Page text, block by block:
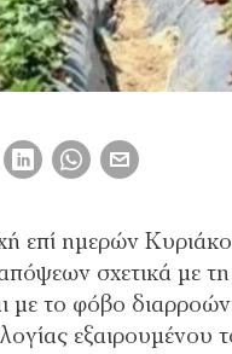
επί ημερών
σχετικά με
με το φόβο